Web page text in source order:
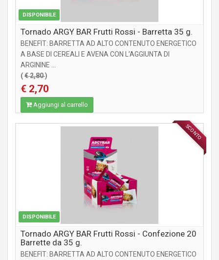
DISPONIBILE
Tornado ARGY BAR Frutti Rossi - Barretta 35 g.
BENEFIT: BARRETTA AD ALTO CONTENUTO ENERGETICO
A BASE DI CEREALI E AVENA CON L’AGGIUNTA DI
ARGININE ...
(€ 2,80)
€ 2,70
Aggiungi al carrello
SCONTO
DISPONIBILE
INTEGRATORI
Tornado ARGY BAR Frutti Rossi - Confezione 20
Barrette da 35 g.
BENEFIT: BARRETTA AD ALTO CONTENUTO ENERGETICO